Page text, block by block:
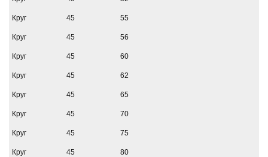
Круг 45 55
Круг 45 56
Круг 45 60
Круг 45 62
Круг 45 65
Круг 45 70
Круг 45 75
Круг 45 80